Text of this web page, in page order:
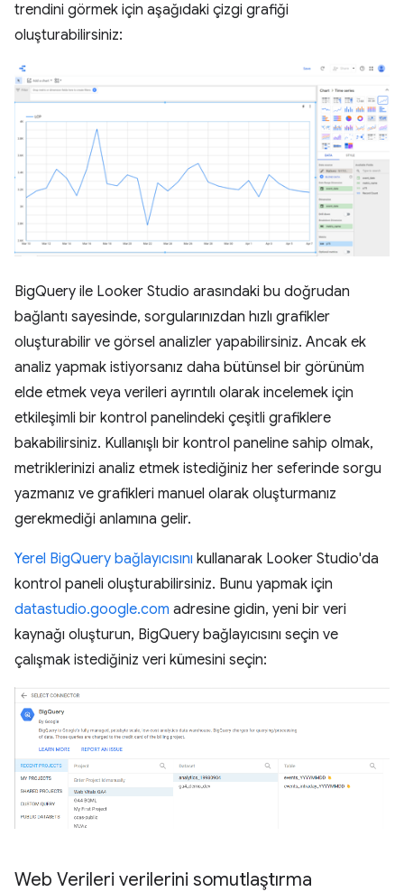
trendini görmek için aşağıdaki çizgi grafiği
oluşturabilirsiniz:
BigQuery ile Looker Studio arasındaki bu doğrudan
bağlantı sayesinde, sorgularınızdan hızlı grafikler
oluşturabilir ve görsel analizler yapabilirsiniz. Ancak ek
analiz yapmak istiyorsanız daha bütünsel bir görünüm
elde etmek veya verileri ayrıntılı olarak incelemek için
etkileşimli bir kontrol panelindeki çeşitli grafiklere
bakabilirsiniz. Kullanışlı bir kontrol paneline sahip olmak,
metriklerinizi analiz etmek istediğiniz her seferinde sorgu
yazmanız ve grafikleri manuel olarak oluşturmanız
gerekmediği anlamına gelir.
Yerel BigQuery bağlayıcısını kullanarak Looker Studio'da
kontrol paneli oluşturabilirsiniz. Bunu yapmak için
datastudio.google.com adresine gidin, yeni bir veri
kaynağı oluşturun, BigQuery bağlayıcısını seçin ve
çalışmak istediğiniz veri kümesini seçin:
Web Verileri verilerini somutlaştırma